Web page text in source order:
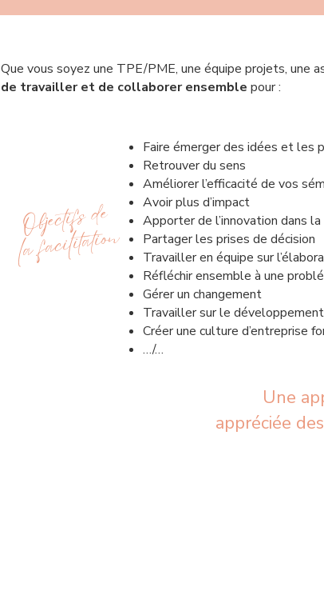
Que vous soyez une TPE/PME, une équipe projets, une
de travailler et de collaborer ensemble pour :​​​
Objectifs de
la facilitation
​Faire émerger des idées et les
Retrouver du sens
Améliorer l’efficacité de vos
Avoir plus d’impact
Apporter de l’innovation dans
Partager les prises de décision
Travailler en équipe sur
Réfléchir ensemble à une
Gérer un changement
Travailler sur le
Créer une culture d’entreprise
…/…
Une
appréciée